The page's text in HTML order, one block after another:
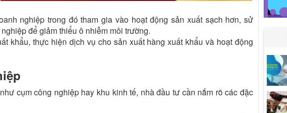
nghiệp trong đó tham gia vào hoạt động sản xuất sạch hơn, sử
để giảm thiểu ô nhiễm môi trường.
khẩu, thực hiện dịch vụ cho sản xuất hàng xuất khẩu và hoạt động
cụm công nghiệp hay khu kinh tế, nhà đầu tư cần nắm rõ các đặc